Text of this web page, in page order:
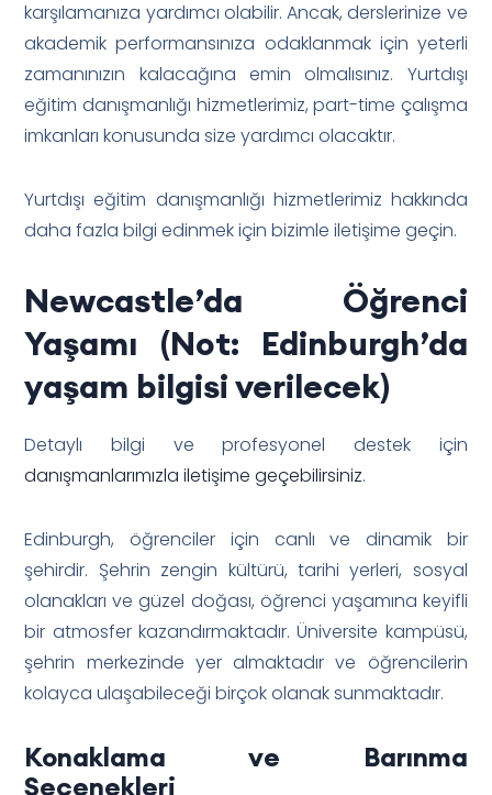
karşılamanıza yardımcı olabilir. Ancak, derslerinize ve
akademik performansınıza odaklanmak için yeterli
zamanınızın kalacağına emin olmalısınız. Yurtdışı
eğitim danışmanlığı hizmetlerimiz, part-time çalışma
imkanları konusunda size yardımcı olacaktır.
Yurtdışı eğitim danışmanlığı hizmetlerimiz hakkında
daha fazla bilgi edinmek için bizimle iletişime geçin.
Newcastle’da Öğrenci
Yaşamı (Not: Edinburgh’da
yaşam bilgisi verilecek)
Detaylı bilgi ve profesyonel destek için
danışmanlarımızla iletişime geçebilirsiniz.
Edinburgh, öğrenciler için canlı ve dinamik bir
şehirdir. Şehrin zengin kültürü, tarihi yerleri, sosyal
olanakları ve güzel doğası, öğrenci yaşamına keyifli
bir atmosfer kazandırmaktadır. Üniversite kampüsü,
şehrin merkezinde yer almaktadır ve öğrencilerin
kolayca ulaşabileceği birçok olanak sunmaktadır.
Konaklama ve Barınma
Seçenekleri